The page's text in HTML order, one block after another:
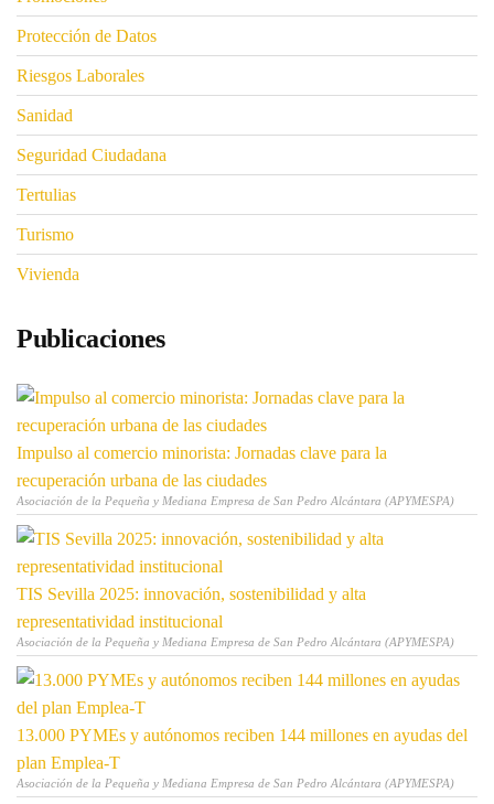
Protección de Datos
Riesgos Laborales
Sanidad
Seguridad Ciudadana
Tertulias
Turismo
Vivienda
Publicaciones
Impulso al comercio minorista: Jornadas clave para la
recuperación urbana de las ciudades
Asociación de la Pequeña y Mediana Empresa de San Pedro Alcántara (APYMESPA)
TIS Sevilla 2025: innovación, sostenibilidad y alta
representatividad institucional
Asociación de la Pequeña y Mediana Empresa de San Pedro Alcántara (APYMESPA)
13.000 PYMEs y autónomos reciben 144 millones en ayudas del
plan Emplea-T
Asociación de la Pequeña y Mediana Empresa de San Pedro Alcántara (APYMESPA)